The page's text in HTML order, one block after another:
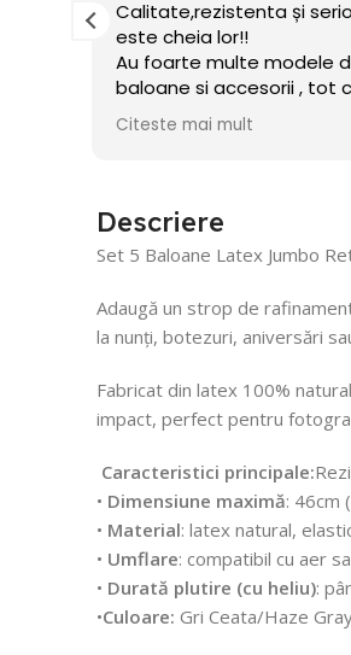
Calitate,rezistenta și
este cheia lor!!
Au foarte multe modele
baloane si accesorii , tot
nevoie pentru petrecerea
mic!! Am și acum baloane
Citeste mai mult
Descriere
Set 5 Baloane Latex Jumbo
Adaugă un strop de
la nunți, botezuri, aniversări
Fabricat din latex 100%
impact, perfect pentru
Caracteristici principale:
• Dimensiune maximă: 46cm
• Material: latex natural,
• Umflare: compatibil cu aer
• Durată plutire (cu heliu):
•Culoare: Gri Ceata/Haze